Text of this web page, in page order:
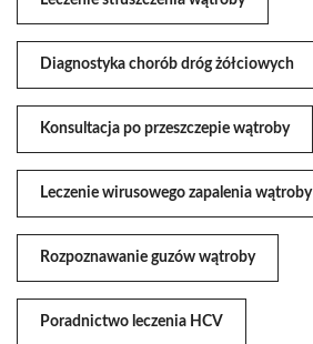
Diagnostyka chorób dróg żółciowych
Konsultacja po przeszczepie wątroby
Leczenie wirusowego zapalenia wątroby
Rozpoznawanie guzów wątroby
Poradnictwo leczenia HCV